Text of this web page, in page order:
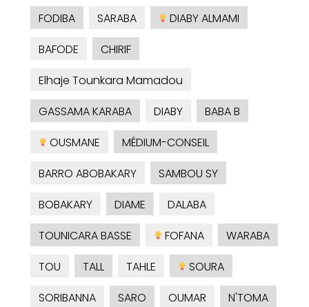
FODIBA
SARABA
DIABY ALMAMI
BAFODE
CHIRIF
Elhaje Tounkara Mamadou
GASSAMA KARABA
DIABY
BABA B
OUSMANE
MÉDIUM-CONSEIL
BARRO ABOBAKARY
SAMBOU SY
BOBAKARY
DIAME
DALABA
TOUNICARA BASSE
FOFANA
WARABA
TOU
TALL TAHLE
SOURA
SORIBANNA
SARO OUMAR
N'TOMA